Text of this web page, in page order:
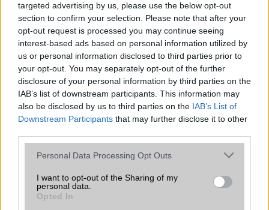
targeted advertising by us, please use the below opt-out
section to confirm your selection. Please note that after your
opt-out request is processed you may continue seeing
interest-based ads based on personal information utilized by
us or personal information disclosed to third parties prior to
your opt-out. You may separately opt-out of the further
disclosure of your personal information by third parties on the
IAB’s list of downstream participants. This information may
also be disclosed by us to third parties on the IAB’s List of
Downstream Participants that may further disclose it to other
Please note that this website/app uses one or more Google
not limited to your visit or usage behaviour. You may click to
grant or deny consent to Google and its third-party tags to
use your data for below specified purposes in below Google
Personal Data Processing Opt Outs
I want to opt-out of the Sharing of my
personal data.
Opted In
Új és Használt GSM kiemelt ajánlatok
Samsung Galaxy S26 Ultra
Nelly GSM